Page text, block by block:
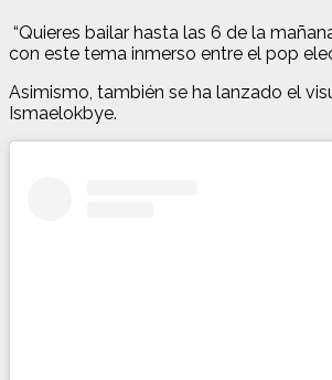
“Quieres bailar hasta las 6 de la
con este tema inmerso entre el pop
Asimismo, también se ha lanzado el
Ismaelokbye.